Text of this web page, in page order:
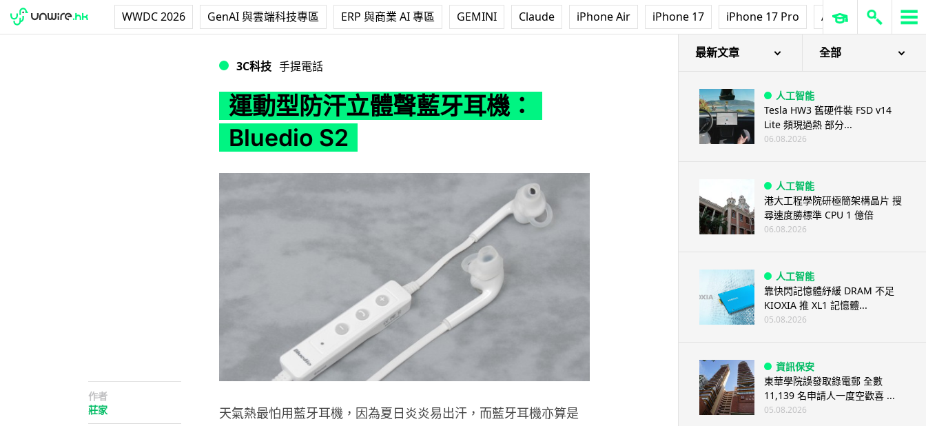
WWDC 2026 GenAI 與雲端科技專區 ERP 與商業 AI 專區 GEMINI Claude iPhone Air iPhone 17 iPhone 17 Pro AirPods Pro 3
3C科技 手提電話
運動型防汗立體聲藍牙耳機：
Bluedio S2
作者
莊家
天氣熱最怕用藍牙耳機，因為夏日炎炎易出汗，而藍牙耳機亦算是
最新文章 全部
人工智能
Tesla HW3 舊硬件裝 FSD v14
Lite 頻現過熱 部分...
06.08.2026
人工智能
港大工程學院研極簡架構晶片 搜
尋速度勝標準 CPU 1 億倍
06.08.2026
人工智能
靠快閃記憶體紓緩 DRAM 不足
KIOXIA 推 XL1 記憶體...
05.08.2026
資訊保安
東華學院誤發取錄電郵 全數
11,139 名申請人一度空歡喜 ...
05.08.2026